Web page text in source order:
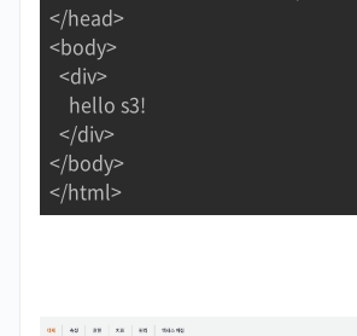
</head>
<body>
  <div>
    hello s3!
  </div>
</body>
</html>